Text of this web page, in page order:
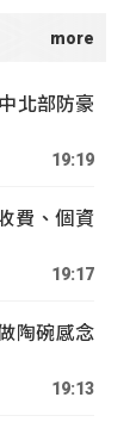
北部防豪
19:19
費、個資
19:17
陶碗感念
19:13